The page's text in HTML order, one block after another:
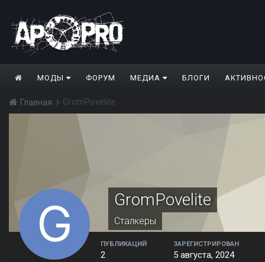
МОДЫ ФОРУМ МЕДИА БЛОГИ
Главная GromPovelite
GromPovelite
Сталкеры
ПУБЛИКАЦИЙ
2
ЗАРЕГИСТРИРОВАН
5 августа, 2024